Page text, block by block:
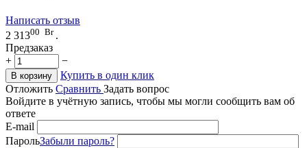
Написать отзыв
2 31300 Br .
Предзаказ
+
−
В корзину
Купить в один клик
Отложить Сравнить Задать вопрос
Войдите в учётную запись, чтобы мы могли сообщить вам об
ответе
E-mail
ПарольЗабыли пароль?